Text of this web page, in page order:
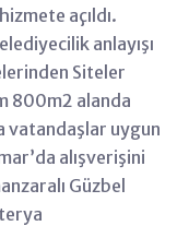
açıldı.
anlayışı
Siteler
800m2 alanda
vatandaşlar uygun
alışverişini
Güzbel